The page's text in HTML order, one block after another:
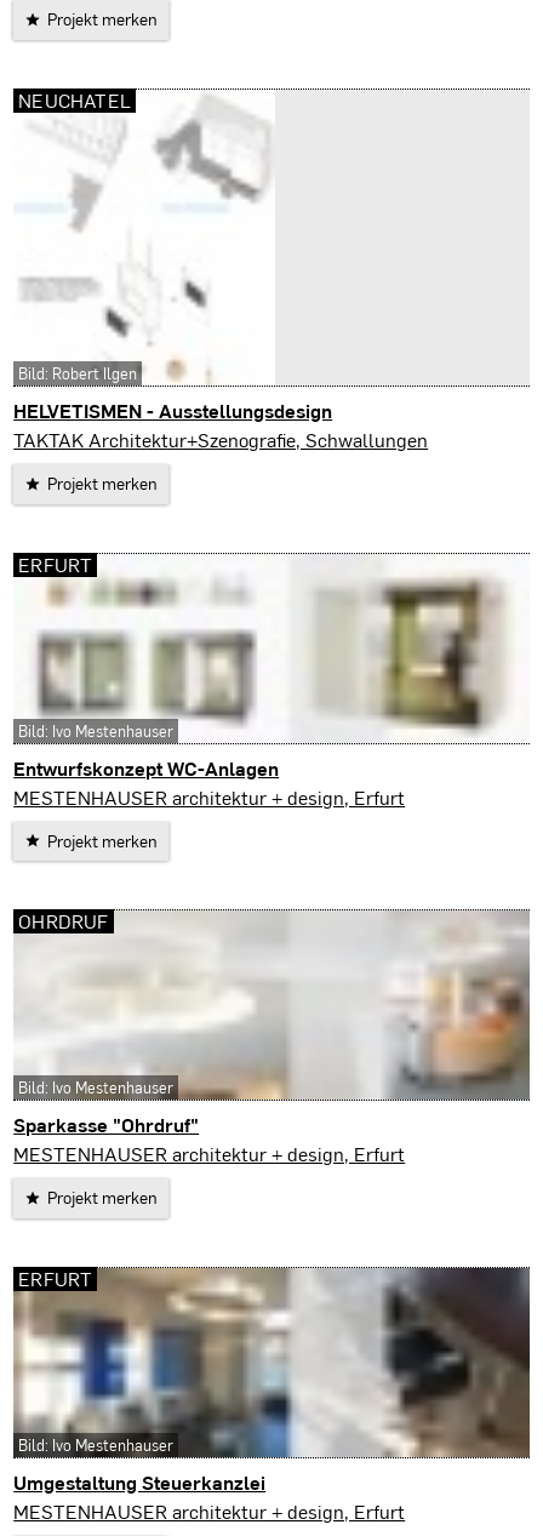
Projekt merken
HELVETISMEN - Ausstellungsdesign
Neuchatel
TAKTAK Architektur+Szenografie, Schwallungen
Projekt merken
NEUCHATEL
Bild: Robert Ilgen
Entwurfskonzept WC-Anlagen
Erfurt
MESTENHAUSER architektur + design, Erfurt
Projekt merken
ERFURT
Bild: Ivo Mestenhauser
Sparkasse "Ohrdruf"
Ohrdruf
MESTENHAUSER architektur + design, Erfurt
Projekt merken
OHRDRUF
Bild: Ivo Mestenhauser
Umgestaltung Steuerkanzlei
Erfurt
MESTENHAUSER architektur + design, Erfurt
ERFURT
Bild: Ivo Mestenhauser